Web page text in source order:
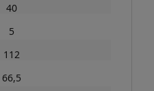
40
5
112
66,5